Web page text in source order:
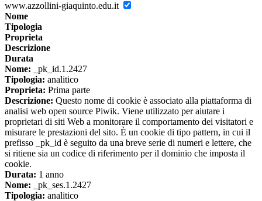
www.azzollini-giaquinto.edu.it
Nome
Tipologia
Proprieta
Descrizione
Durata
Nome: _pk_id.1.2427
Tipologia: analitico
Proprieta: Prima parte
Descrizione: Questo nome di cookie è associato alla piattaforma di
analisi web open source Piwik. Viene utilizzato per aiutare i
proprietari di siti Web a monitorare il comportamento dei visitatori e
misurare le prestazioni del sito. È un cookie di tipo pattern, in cui il
prefisso _pk_id è seguito da una breve serie di numeri e lettere, che
si ritiene sia un codice di riferimento per il dominio che imposta il
cookie.
Durata: 1 anno
Nome: _pk_ses.1.2427
Tipologia: analitico